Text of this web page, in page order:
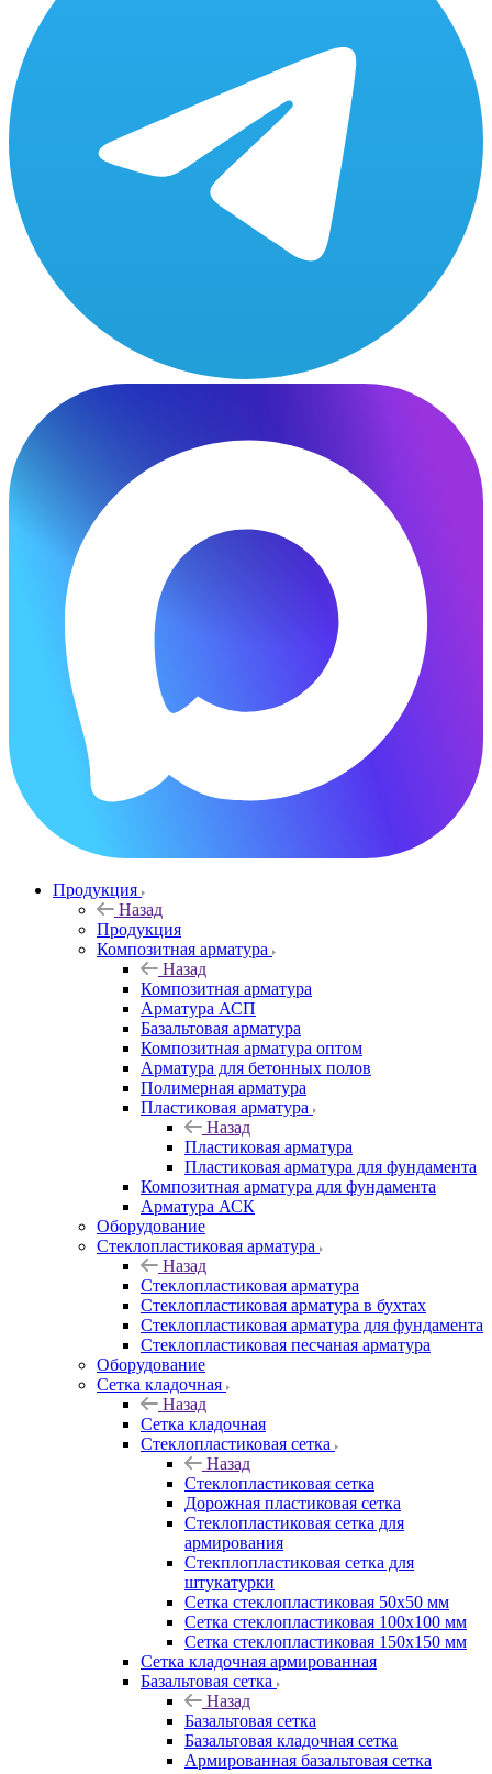
Продукция
Назад
Продукция
Композитная арматура
Назад
Композитная арматура
Арматура АСП
Базальтовая арматура
Композитная арматура оптом
Арматура для бетонных полов
Полимерная арматура
Пластиковая арматура
Назад
Пластиковая арматура
Пластиковая арматура для фундамента
Композитная арматура для фундамента
Арматура АСК
Оборудование
Cтеклопластиковая арматура
Назад
Cтеклопластиковая арматура
Стеклопластиковая арматура в бухтах
Стеклопластиковая арматура для фундамента
Стеклопластиковая песчаная арматура
Оборудование
Сетка кладочная
Назад
Сетка кладочная
Стеклопластиковая сетка
Назад
Стеклопластиковая сетка
Дорожная пластиковая сетка
Стеклопластиковая сетка для
армирования
Стекплопластиковая сетка для
штукатурки
Сетка стеклопластиковая 50x50 мм
Сетка стеклопластиковая 100x100 мм
Сетка стеклопластиковая 150x150 мм
Сетка кладочная армированная
Базальтовая сетка
Назад
Базальтовая сетка
Базальтовая кладочная сетка
Армированная базальтовая сетка